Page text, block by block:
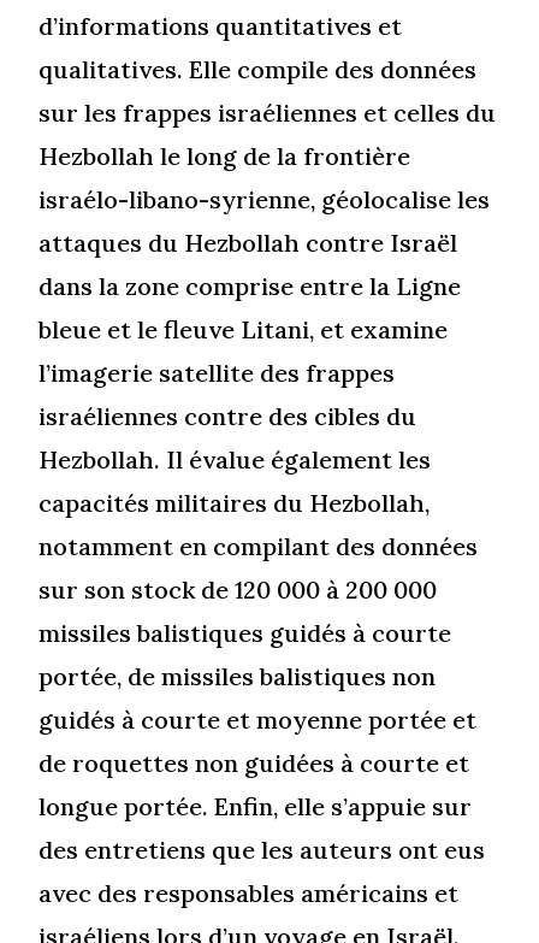
d’informations quantitatives et
qualitatives. Elle compile des données
sur les frappes israéliennes et celles du
Hezbollah le long de la frontière
israélo-libano-syrienne, géolocalise les
attaques du Hezbollah contre Israël
dans la zone comprise entre la Ligne
bleue et le fleuve Litani, et examine
l’imagerie satellite des frappes
israéliennes contre des cibles du
Hezbollah. Il évalue également les
capacités militaires du Hezbollah,
notamment en compilant des données
sur son stock de 120 000 à 200 000
missiles balistiques guidés à courte
portée, de missiles balistiques non
guidés à courte et moyenne portée et
de roquettes non guidées à courte et
longue portée. Enfin, elle s’appuie sur
des entretiens que les auteurs ont eus
avec des responsables américains et
israéliens lors d’un voyage en Israël.